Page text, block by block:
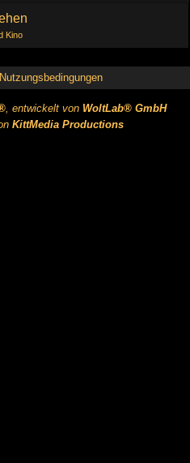
Kino
Nutzungsbedingungen
, entwickelt von WoltLab® GmbH
KittMedia Productions